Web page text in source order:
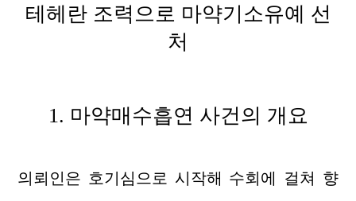
테헤란 조력으로 마약기소유예 선
처
1. 마약매수흡연 사건의 개요
의뢰인은 호기심으로 시작해 수회에 걸쳐 향